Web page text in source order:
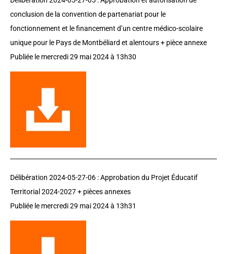
conclusion de la convention de partenariat pour le
fonctionnement et le financement d’un centre médico-scolaire
unique pour le Pays de Montbéliard et alentours + pièce annexe
Publiée le mercredi 29 mai 2024 à 13h30
Délibération 2024-05-27-06 : Approbation du Projet Éducatif
Territorial 2024-2027 + pièces annexes
Publiée le mercredi 29 mai 2024 à 13h31